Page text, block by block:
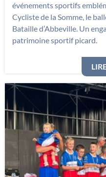
événements sportifs
Cycliste de la Somme, le
Bataille d’Abbeville. Un
patrimoine sportif picard.